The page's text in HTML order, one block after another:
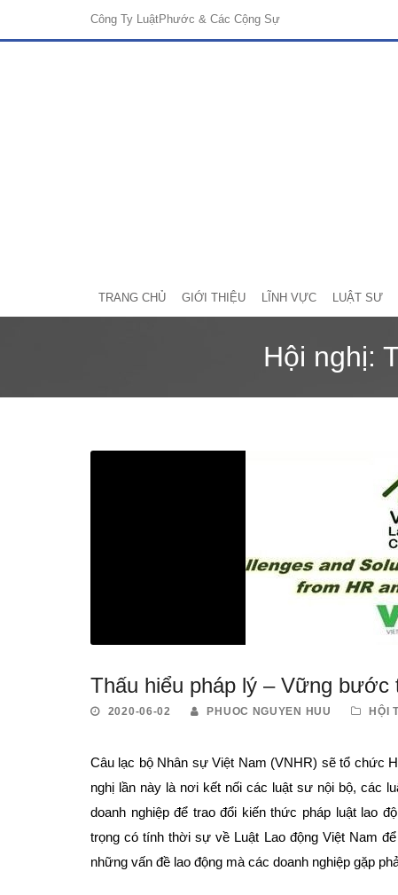
Công Ty LuậtPhước & Các Cộng Sự
TRANG CHỦ GIỚI THIỆU LĨNH VỰC LUẬT SƯ
Hội nghị:
Thấu hiểu pháp lý – Vững bước
2020-06-02 PHUOC NGUYEN HUU HỘI
Câu lạc bộ Nhân sự Việt Nam (VNHR) sẽ tổ chức
nghị lần này là nơi kết nối các luật sư nội bộ, các
doanh nghiệp để trao đổi kiến thức pháp luật lao
trọng có tính thời sự về Luật Lao động Việt Nam
những vấn đề lao động mà các doanh nghiệp gặp